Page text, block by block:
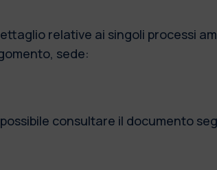
relative ai singoli processi
sede:
consultare il documento